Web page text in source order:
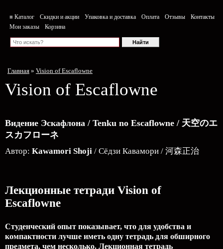
≡ Каталог Скидки и акции Упаковка и доставка Оплата Отзывы
Контакты
Мои заказы
Корзина
Главная » Vision of Escaflowne
Vision of Escaflowne
Видение Эскафлона / Tenku no Escaflowne / 天空のエ
スカフローネ
Автор: Kawamori Shoji / Сёдзи Кавамори / 河森正治
Лекционные тетради Vision of
Escaflowne
Студенческий опыт показывает, что для удобства и
компактности лучше иметь одну тетрадь для обширного
предмета, чем несколько. Лекционная тетрадь